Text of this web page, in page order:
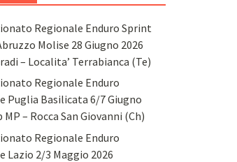
Regionale Enduro Sprint
Molise 28 Giugno 2026
– Localita’ Terrabianca (Te)
Regionale Enduro
Puglia Basilicata 6/7 Giugno
– Rocca San Giovanni (Ch)
Regionale Enduro
Lazio 2/3 Maggio 2026